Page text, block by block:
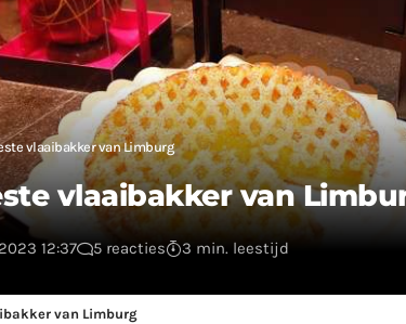
vlaaibakker van Limburg
vlaaibakker van
12:37 5 reacties 3 min. leestijd
van Limburg